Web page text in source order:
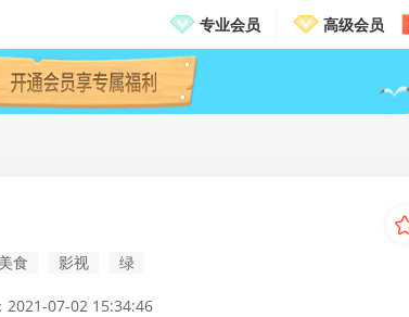
专业会员 高级会员
美食 影视 绿
2021-07-02 15:34:46